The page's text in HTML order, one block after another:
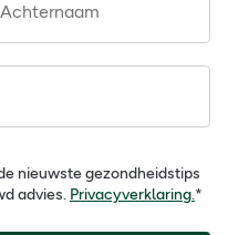
Achternaam
nieuwste gezondheidstips
advies. Privacyverklaring.*